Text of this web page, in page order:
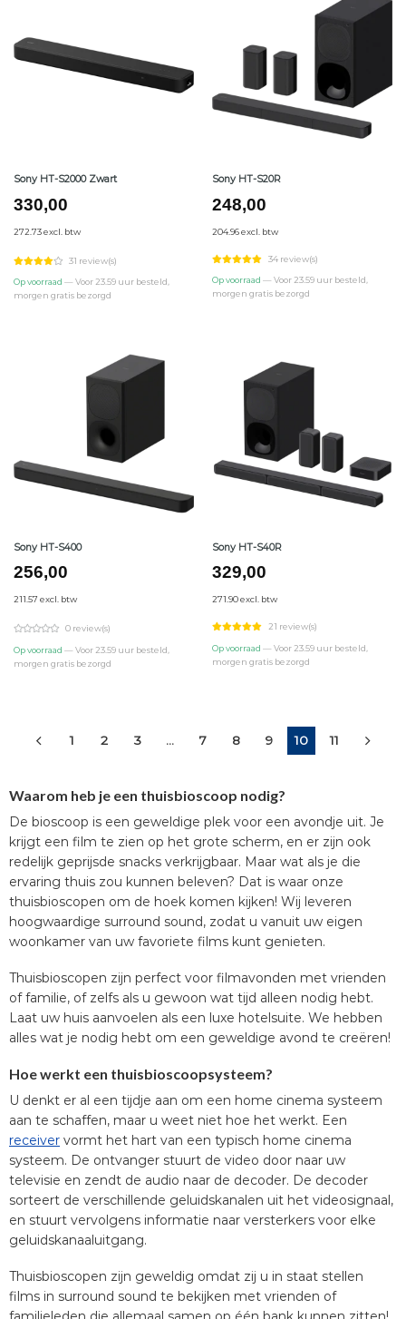
Sony HT-S2000 Zwart
330,00
272.73 excl. btw
31 review(s)
Op voorraad — Voor 23.59 uur besteld,
morgen gratis bezorgd
Sony HT-S20R
248,00
204.96 excl. btw
34 review(s)
Op voorraad — Voor 23.59 uur besteld,
morgen gratis bezorgd
Sony HT-S400
256,00
211.57 excl. btw
0 review(s)
Op voorraad — Voor 23.59 uur besteld,
morgen gratis bezorgd
Sony HT-S40R
329,00
271.90 excl. btw
21 review(s)
Op voorraad — Voor 23.59 uur besteld,
morgen gratis bezorgd
1 2 3 … 7 8 9 10 11
Waarom heb je een thuisbioscoop nodig?
De bioscoop is een geweldige plek voor een avondje uit. Je
krijgt een film te zien op het grote scherm, en er zijn ook
redelijk geprijsde snacks verkrijgbaar. Maar wat als je die
ervaring thuis zou kunnen beleven? Dat is waar onze
thuisbioscopen om de hoek komen kijken! Wij leveren
hoogwaardige surround sound, zodat u vanuit uw eigen
woonkamer van uw favoriete films kunt genieten.
Thuisbioscopen zijn perfect voor filmavonden met vrienden
of familie, of zelfs als u gewoon wat tijd alleen nodig hebt.
Laat uw huis aanvoelen als een luxe hotelsuite. We hebben
alles wat je nodig hebt om een geweldige avond te creëren!
Hoe werkt een thuisbioscoopsysteem?
U denkt er al een tijdje aan om een home cinema systeem
aan te schaffen, maar u weet niet hoe het werkt. Een
receiver vormt het hart van een typisch home cinema
systeem. De ontvanger stuurt de video door naar uw
televisie en zendt de audio naar de decoder. De decoder
sorteert de verschillende geluidskanalen uit het videosignaal,
en stuurt vervolgens informatie naar versterkers voor elke
geluidskanaaluitgang.
Thuisbioscopen zijn geweldig omdat zij u in staat stellen
films in surround sound te bekijken met vrienden of